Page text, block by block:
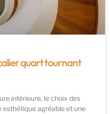
quart tournant
intérieure, le choix des
esthétique agréable et une